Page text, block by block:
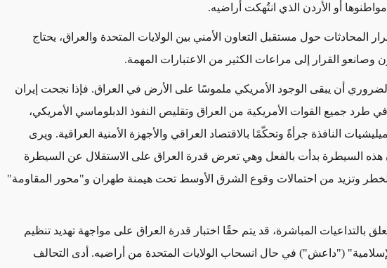
أو الأردن الذي انتُهكت أراضيه.
المحادثات حول مستقبل التعاون الأمني بين الولايات المتحدة والعراق، يحتاج
وصانعو القرار إلى مراعات الكثير من الاعتبارات المهمة.
الضروري أن يبقى الوجود الأمريكي ملموسًا على الأرض في العراق. فإذا نجحت إيران
في طرد جميع القوات الأمريكية من العراق وتقليص النفوذ الدبلوماسي الأمريكي،
النافذة جرأةً وتحكّمًا بالاقتصاد العراقي والأجهزة الأمنية العراقية. ويرى
هذه السيطرة بدأت بالفعل وهي تعرض قدرة العراق على الاستقلال عن السيطرة
للخطر وتزيد من احتمالات وقوع الشرق الأوسط تحت هيمنة طهران و"محور المقاومة"
بالتداعيات المباشرة، قد يتم حقًا اختبار قدرة العراق على مواجهة تهديد تنظيم
("داعش") في حال انسحاب الولايات المتحدة من أراضيه. أدى التحالف